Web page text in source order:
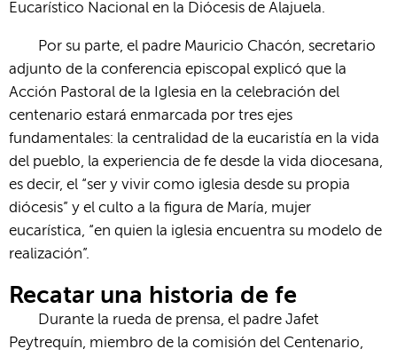
Eucarístico Nacional en la Diócesis de Alajuela.
Por su parte, el padre Mauricio Chacón, secretario
adjunto de la conferencia episcopal explicó que la
Acción Pastoral de la Iglesia en la celebración del
centenario estará enmarcada por tres ejes
fundamentales: la centralidad de la eucaristía en la vida
del pueblo, la experiencia de fe desde la vida diocesana,
es decir, el “ser y vivir como iglesia desde su propia
diócesis” y el culto a la figura de María, mujer
eucarística, “en quien la iglesia encuentra su modelo de
realización”.
Recatar una historia de fe
Durante la rueda de prensa, el padre Jafet
Peytrequín, miembro de la comisión del Centenario,